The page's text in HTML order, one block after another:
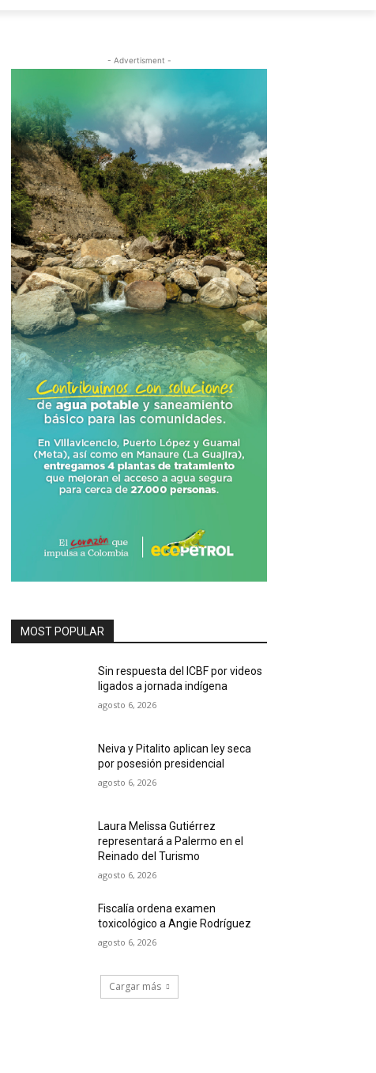
- Advertisment -
MOST POPULAR
Sin respuesta del ICBF por videos
ligados a jornada indígena
agosto 6, 2026
Neiva y Pitalito aplican ley seca
por posesión presidencial
agosto 6, 2026
Laura Melissa Gutiérrez
representará a Palermo en el
Reinado del Turismo
agosto 6, 2026
Fiscalía ordena examen
toxicológico a Angie Rodríguez
agosto 6, 2026
Cargar más